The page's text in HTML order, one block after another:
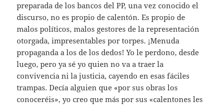
preparada de los bancos del PP, una vez conocido el
discurso, no es propio de calentón. Es propio de
malos políticos, malos gestores de la representación
otorgada, impresentables por torpes. ¡Menuda
propaganda a los de los dedos! Yo le perdono, desde
luego, pero ya sé yo quien no va a traer la
convivencia ni la justicia, cayendo en esas fáciles
trampas. Decía alguien que «por sus obras los
conoceréis», yo creo que más por sus «calentones les